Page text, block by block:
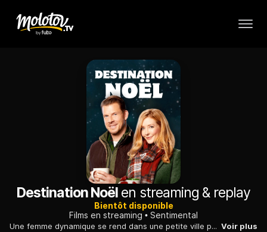
Destination Noël en streaming & replay
Bientôt disponible
Films en streaming
Sentimental
Une femme dynamique se rend dans une petite ville pour y créer une station de ski. Là, elle rencontre un shérif qui se montre un homme très agréable. Voir plus